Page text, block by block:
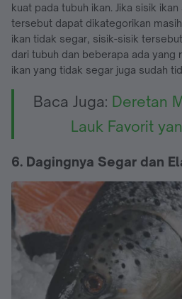
kuat pada tubuh ikan. Jika sisik
tersebut dapat dikategorikan
ikan tidak segar, sisik-sisik
dari tubuh dan beberapa ada yang
ikan yang tidak segar juga sudah
Baca Juga: Deretan
Lauk Favorit
6. Dagingnya Segar dan